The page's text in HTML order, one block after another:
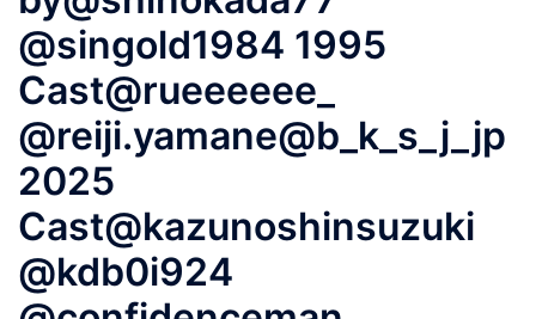
@singold1984 1995
Cast@rueeeeee_
@reiji.yamane@b_k_s_j_jp
2025
Cast@kazunoshinsuzuki
@kdb0i924